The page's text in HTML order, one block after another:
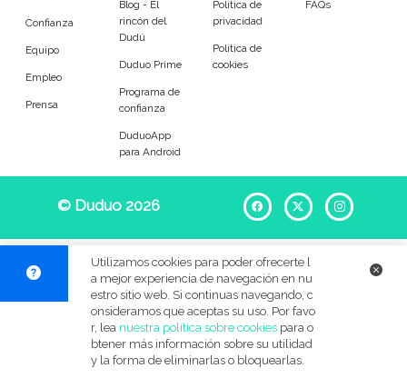
Tipo de atención
En casa del cuidador
Visitas diarias / comidas
Alojamiento de mascotas
Tamaño de mi mascota
Grandes (18-45kg) Gigantes (45+kg)
Idiomas del dudú
Confianza
Equipo
Empleo
Prensa
Blog - El
rincón del
Dudú
Duduo Prime
Programa de
confianza
DuduoApp
para Android
Política de
privacidad
Política de
cookies
FAQs
© Duduo 2026 Facebook
X
Utilizamos cookies para poder ofrecerte l
a mejor experiencia de navegación en nu
estro sitio web. Si continuas navegando, c
onsideramos que aceptas su uso. Por favo
r, lea nuestra política sobre cookiespara o
btener más información sobre su utilidad
y la forma de eliminarlas o bloquearlas.